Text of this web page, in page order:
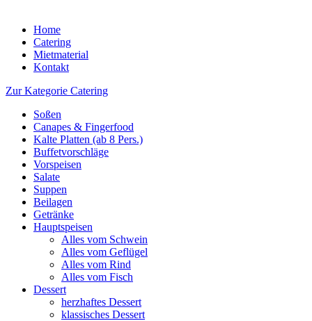
Home
Catering
Mietmaterial
Kontakt
Zur Kategorie Catering
Soßen
Canapes & Fingerfood
Kalte Platten (ab 8 Pers.)
Buffetvorschläge
Vorspeisen
Salate
Suppen
Beilagen
Getränke
Hauptspeisen
Alles vom Schwein
Alles vom Geflügel
Alles vom Rind
Alles vom Fisch
Dessert
herzhaftes Dessert
klassisches Dessert